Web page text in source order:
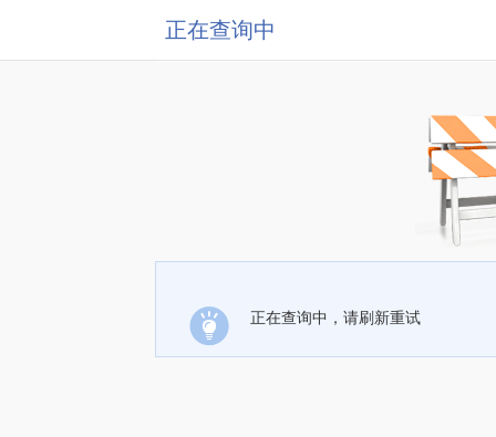
正在查询中
正在查询中，请刷新重试